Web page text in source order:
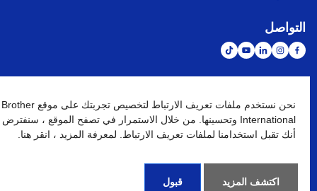
التواصل
الشبكة العالمية
نهج الخصوصية شروط الإستخدام خريطة الموقع الإنتقال إلى الموقع العالمي
كافة الحقوق محفوظة. BROTHER INTERNATIONAL (GULF) FZE
2026
نحن نستخدم ملفات تعريف الارتباط لتخصيص تجربتك على موقع Brother
International وتحسينها. من خلال الاستمرار في تصفح الموقع ، سنفترض
أنك تقبل استخدامنا لملفات تعريف الارتباط. لمعرفة المزيد ، انقر هنا.
اكتشف المزيد قبول